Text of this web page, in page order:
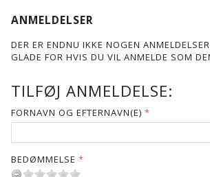
ANMELDELSER
DER ER ENDNU IKKE NOGEN
GLADE FOR HVIS DU VIL ANMELDE SOM
TILFØJ ANMELDELSE:
FORNAVN OG EFTERNAVN(E)
BEDØMMELSE